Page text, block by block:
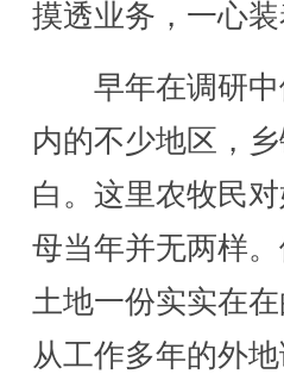
摸透业务，一心装
早年在调研中
内的不少地区，
白。这里农牧民
母当年并无两样
土地一份实实在
从工作多年的外